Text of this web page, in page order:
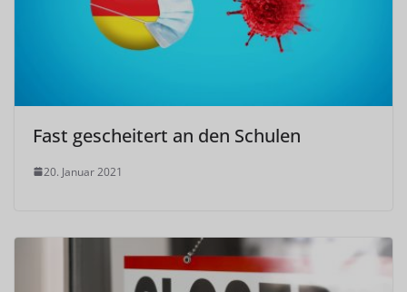
Fast gescheitert an den Schulen
20. Januar 2021